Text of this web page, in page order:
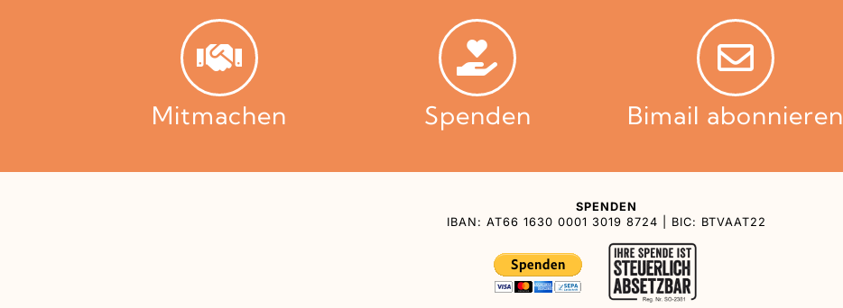
Mitmachen Spenden Bimail abonnieren
SPENDEN
IBAN: AT66 1630 0001 3019 8724 | BIC: BTVAAT22